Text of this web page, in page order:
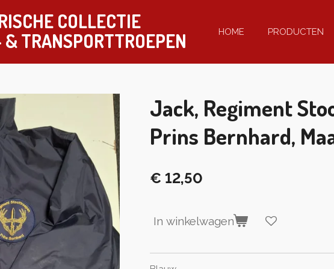
COLLECTIE
& TRANSPORTTROEPEN HOME PRODUCTEN
Jack, Regiment
Prins Bernhard,
€ 12,50
In winkelwagen